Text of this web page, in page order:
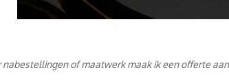
of maatwerk maak ik een offerte